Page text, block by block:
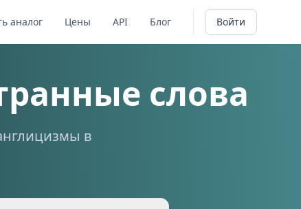
аналог Цены API Блог Войти
слова
в